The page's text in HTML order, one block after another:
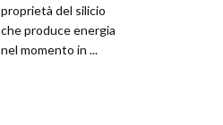
proprietà del silicio
che produce energia
nel momento in ...